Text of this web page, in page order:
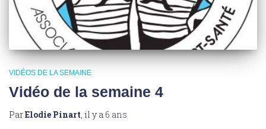
VIDÉOS DE LA SEMAINE
Vidéo de la semaine 4
ParElodie Pinart, il y a 6 ans